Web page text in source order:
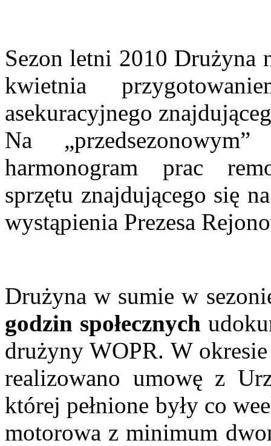
Sezon letni 2010 Drużyna
kwietnia
asekuracyjnego
Na
harmonogram prac
sprzętu znajdującego się
wystąpienia Prezesa
Drużyna w sumie w
godzin społecznych
drużyny WOPR. W
realizowano umowę z
której pełnione były co
motorowa z minimum